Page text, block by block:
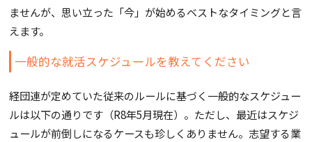
ませんが、思い立った「今」が始めるベストなタイミングと言
えます。
一般的な就活スケジュールを教えてください
経団連が定めていた従来のルールに基づく一般的なスケジュー
ルは以下の通りです（R8年5月現在）。ただし、最近はスケジ
ュールが前倒しになるケースも珍しくありません。志望する業